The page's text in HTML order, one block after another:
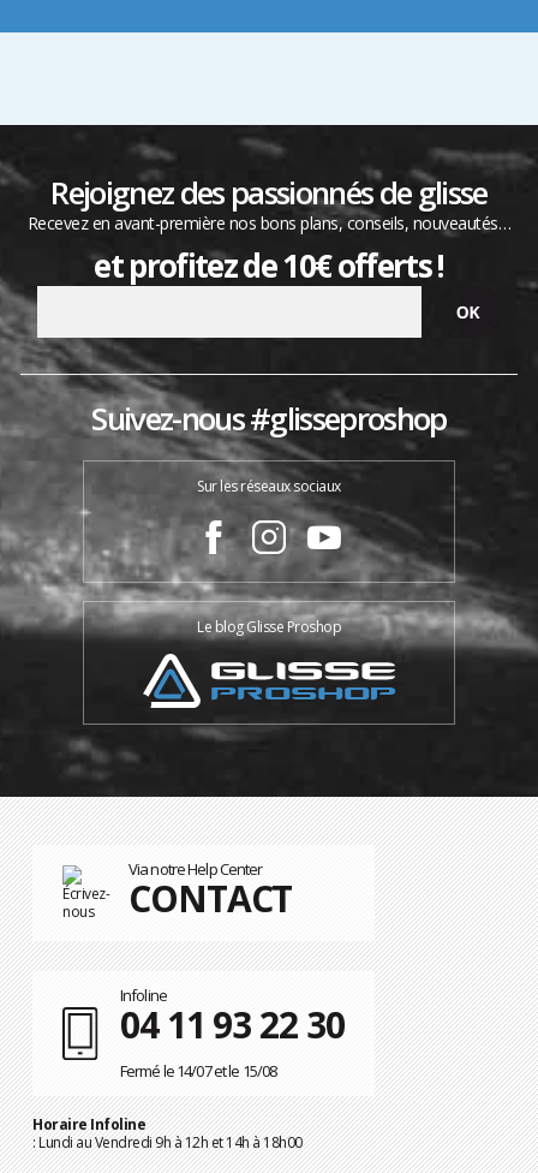
Rejoignez des passionnés de glisse
Recevez en avant-première nos bons plans, conseils, nouveautés…
et profitez de 10€ offerts !
Suivez-nous #glisseproshop
Sur les réseaux sociaux
Le blog Glisse Proshop
Via notre Help Center
CONTACT
Infoline
04 11 93 22 30
Fermé le 14/07 et le 15/08
Horaire Infoline
: Lundi au Vendredi 9h à 12h et 14h à 18h00